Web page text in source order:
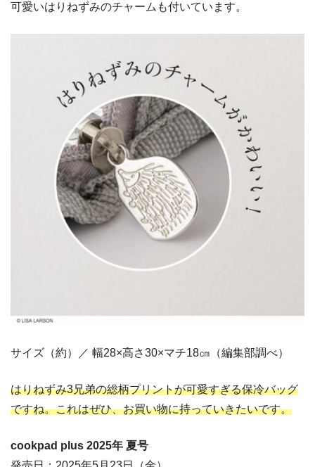
可愛いはりねずみのチャームも付いています。
サイズ（約）／ 幅28×高さ30×マチ18㎝（編集部調べ）
はりねずみ3兄弟の総柄プリントが可愛すぎる保冷バッグ
ですね。これはぜひ、お買い物に持っていきたいです。
cookpad plus 2025年 夏号